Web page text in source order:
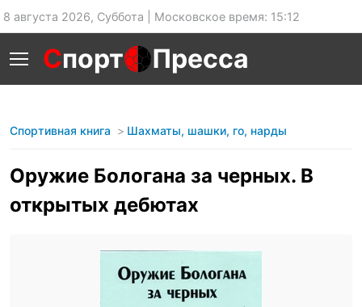
8 августа 2026, Суббота | Московское время: 15:12
Спорт Пресса
Спортивная книга Шахматы, шашки, го, нарды
Оружие Бологана за черных. В
открытых дебютах